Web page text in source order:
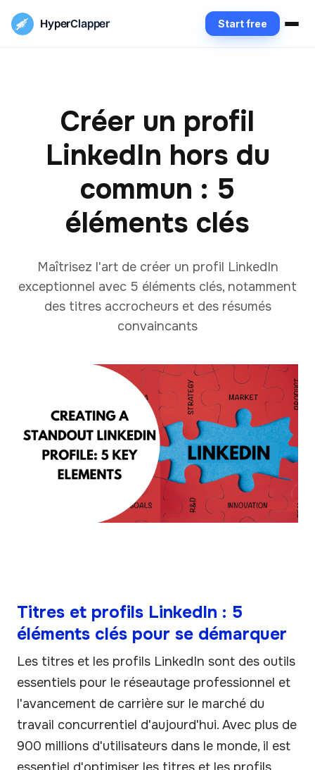
HyperClapper Start free
Créer un profil
LinkedIn hors du
commun : 5
éléments clés
Maîtrisez l'art de créer un profil LinkedIn
exceptionnel avec 5 éléments clés, notamment
des titres accrocheurs et des résumés
convaincants
Titres et profils LinkedIn : 5
éléments clés pour se démarquer
Les titres et les profils LinkedIn sont des outils
essentiels pour le réseautage professionnel et
l'avancement de carrière sur le marché du
travail concurrentiel d'aujourd'hui. Avec plus de
900 millions d'utilisateurs dans le monde, il est